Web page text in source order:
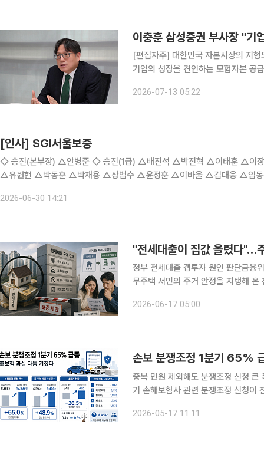
[편집자주] 대한민국 자본시장의 지
기업의 성장을 견인하는 모험자본 공
잡는 손' 기획을 통해 주요 증권사들
2026-07-13 05:22
[인사] SGI서울보증
◇ 승진(본부장) △안병준 ◇ 승진(1급) △배진석 △박진혁 △이태훈 △이장용 △이진섭 △권유숙 △최후중 △김현보 ◇ 승진(부서장)
△유원현 △박동훈 △박재용 △장범수 △윤정훈 △이바울 △김대웅 △임
2026-06-30 14:21
정부 전세대출 갭투자 원인 판단금융
무주택 서민의 주거 안정을 지탱해
고강도 규제 개편에 착수했기 때문이
2026-06-17 05:00
손보 분쟁조정 1분기 65%
중복 민원 제외해도 분쟁조정 신청 큰 폭
기 손해보험사 관련 분쟁조정 신청이
모습이다. 17일 손해보험협회
2026-05-17 11:11